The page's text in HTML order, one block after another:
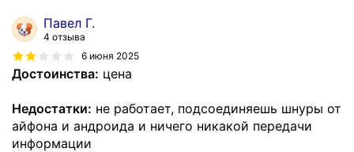
Павел Г.
4 отзыва
6 июня 2025
Достоинства: цена
Недостатки: не работает, подсоединяешь шнуры от
айфона и андроида и ничего никакой передачи
информации